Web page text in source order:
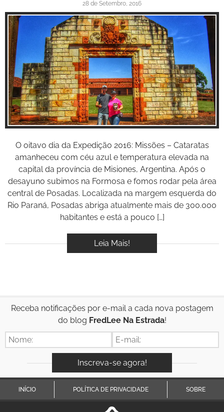
28 de Setembro, 2016
Inspire-se!
O oitavo dia da Expedição 2016: Missões – Cataratas
amanheceu com céu azul e temperatura elevada na
capital da província de Misiones, Argentina. Após o
desayuno subimos na Formosa e fomos rodar pela área
central de Posadas. Localizada na margem esquerda do
Rio Paraná, Posadas abriga atualmente mais de 300.000
habitantes e está a pouco […]
Leia Mais!
Receba notificações por e-mail a cada nova postagem
do blog FredLee Na Estrada!
INÍCIO POLÍTICA DE PRIVACIDADE SOBRE